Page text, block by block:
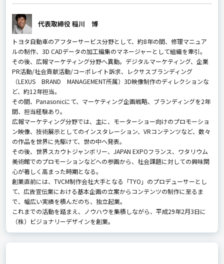
代表取締役 稲川 博
トヨタ自動車のアフターサービス分野として、約8年の間、修理マニュア
ルの制作、3D CADデータの加工編集のマネージャーとして組織を牽引。
その後、広報マーケティング分野へ異動。デジタルマーケティング、企業
PR活動/社会貢献活動/コーポレイト訴求、レクサスブランディング
（LEXUS BRAND MANAGEMENT所属）3D映像制作のディレクションな
ど、約12年担当。
その間、Panasonicにて、マーケティング企画戦略、ブランディングを2年
間、担当経験あり。
広報マーケティング分野では、主に、モーターショー向けのプロモーショ
ン映像、技術展示としてのインスタレーション、VRコンテンツなど、数々
の作品を世界に先駆けて、世の中へ発表。
その後、世界スカウトジャンボリー、JAPAN EXPOフランス、ワタリウム
美術館でのプロモーションなどへの参画から、社会課題に対しての興味関
心が著しく高まった時期となる。
創業直前には、TVCM制作会社大手となる「TYO」のプロデューサーとし
て、広告宣伝業における基本企画の立案からコンテンツの制作に至るま
で、幅広い実績を積んだのち、独立起業。
これまでの活動を踏まえ、ノウハウを集積しながら、平成29年2月3日に
（株）ビジョナリーデザインを創業。